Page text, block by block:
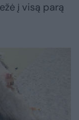
į visą parą